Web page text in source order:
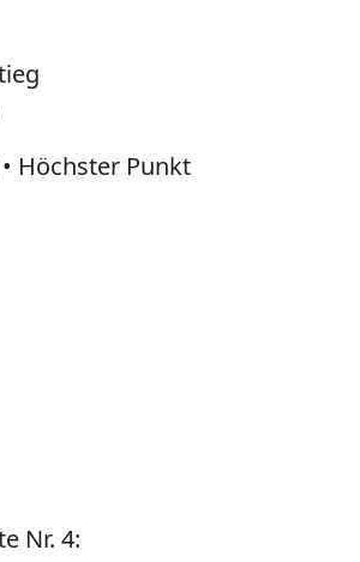
Höchster Punkt
Nr. 4: